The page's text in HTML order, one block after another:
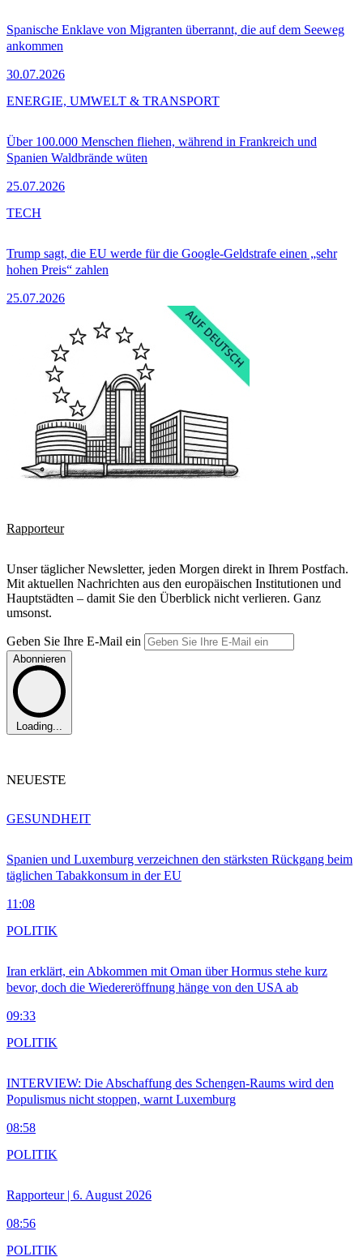
Spanische Enklave von Migranten überrannt, die auf dem Seeweg
ankommen
30.07.2026
Über 100.000 Menschen fliehen, während in Frankreich und
Spanien Waldbrände wüten
25.07.2026
ENERGIE, UMWELT & TRANSPORT
Trump sagt, die EU werde für die Google-Geldstrafe einen „sehr
hohen Preis“ zahlen
25.07.2026
TECH
Rapporteur
Unser täglicher Newsletter, jeden Morgen direkt in Ihrem Postfach.
Mit aktuellen Nachrichten aus den europäischen Institutionen und
Hauptstädten – damit Sie den Überblick nicht verlieren. Ganz
umsonst.
Geben Sie Ihre E-Mail ein
Abonnieren
Loading...
NEUESTE
Spanien und Luxemburg verzeichnen den stärksten Rückgang beim
täglichen Tabakkonsum in der EU
11:08
GESUNDHEIT
Iran erklärt, ein Abkommen mit Oman über Hormus stehe kurz
bevor, doch die Wiedereröffnung hänge von den USA ab
09:33
POLITIK
INTERVIEW: Die Abschaffung des Schengen-Raums wird den
Populismus nicht stoppen, warnt Luxemburg
08:58
POLITIK
Rapporteur | 6. August 2026
08:56
POLITIK
POLITIK